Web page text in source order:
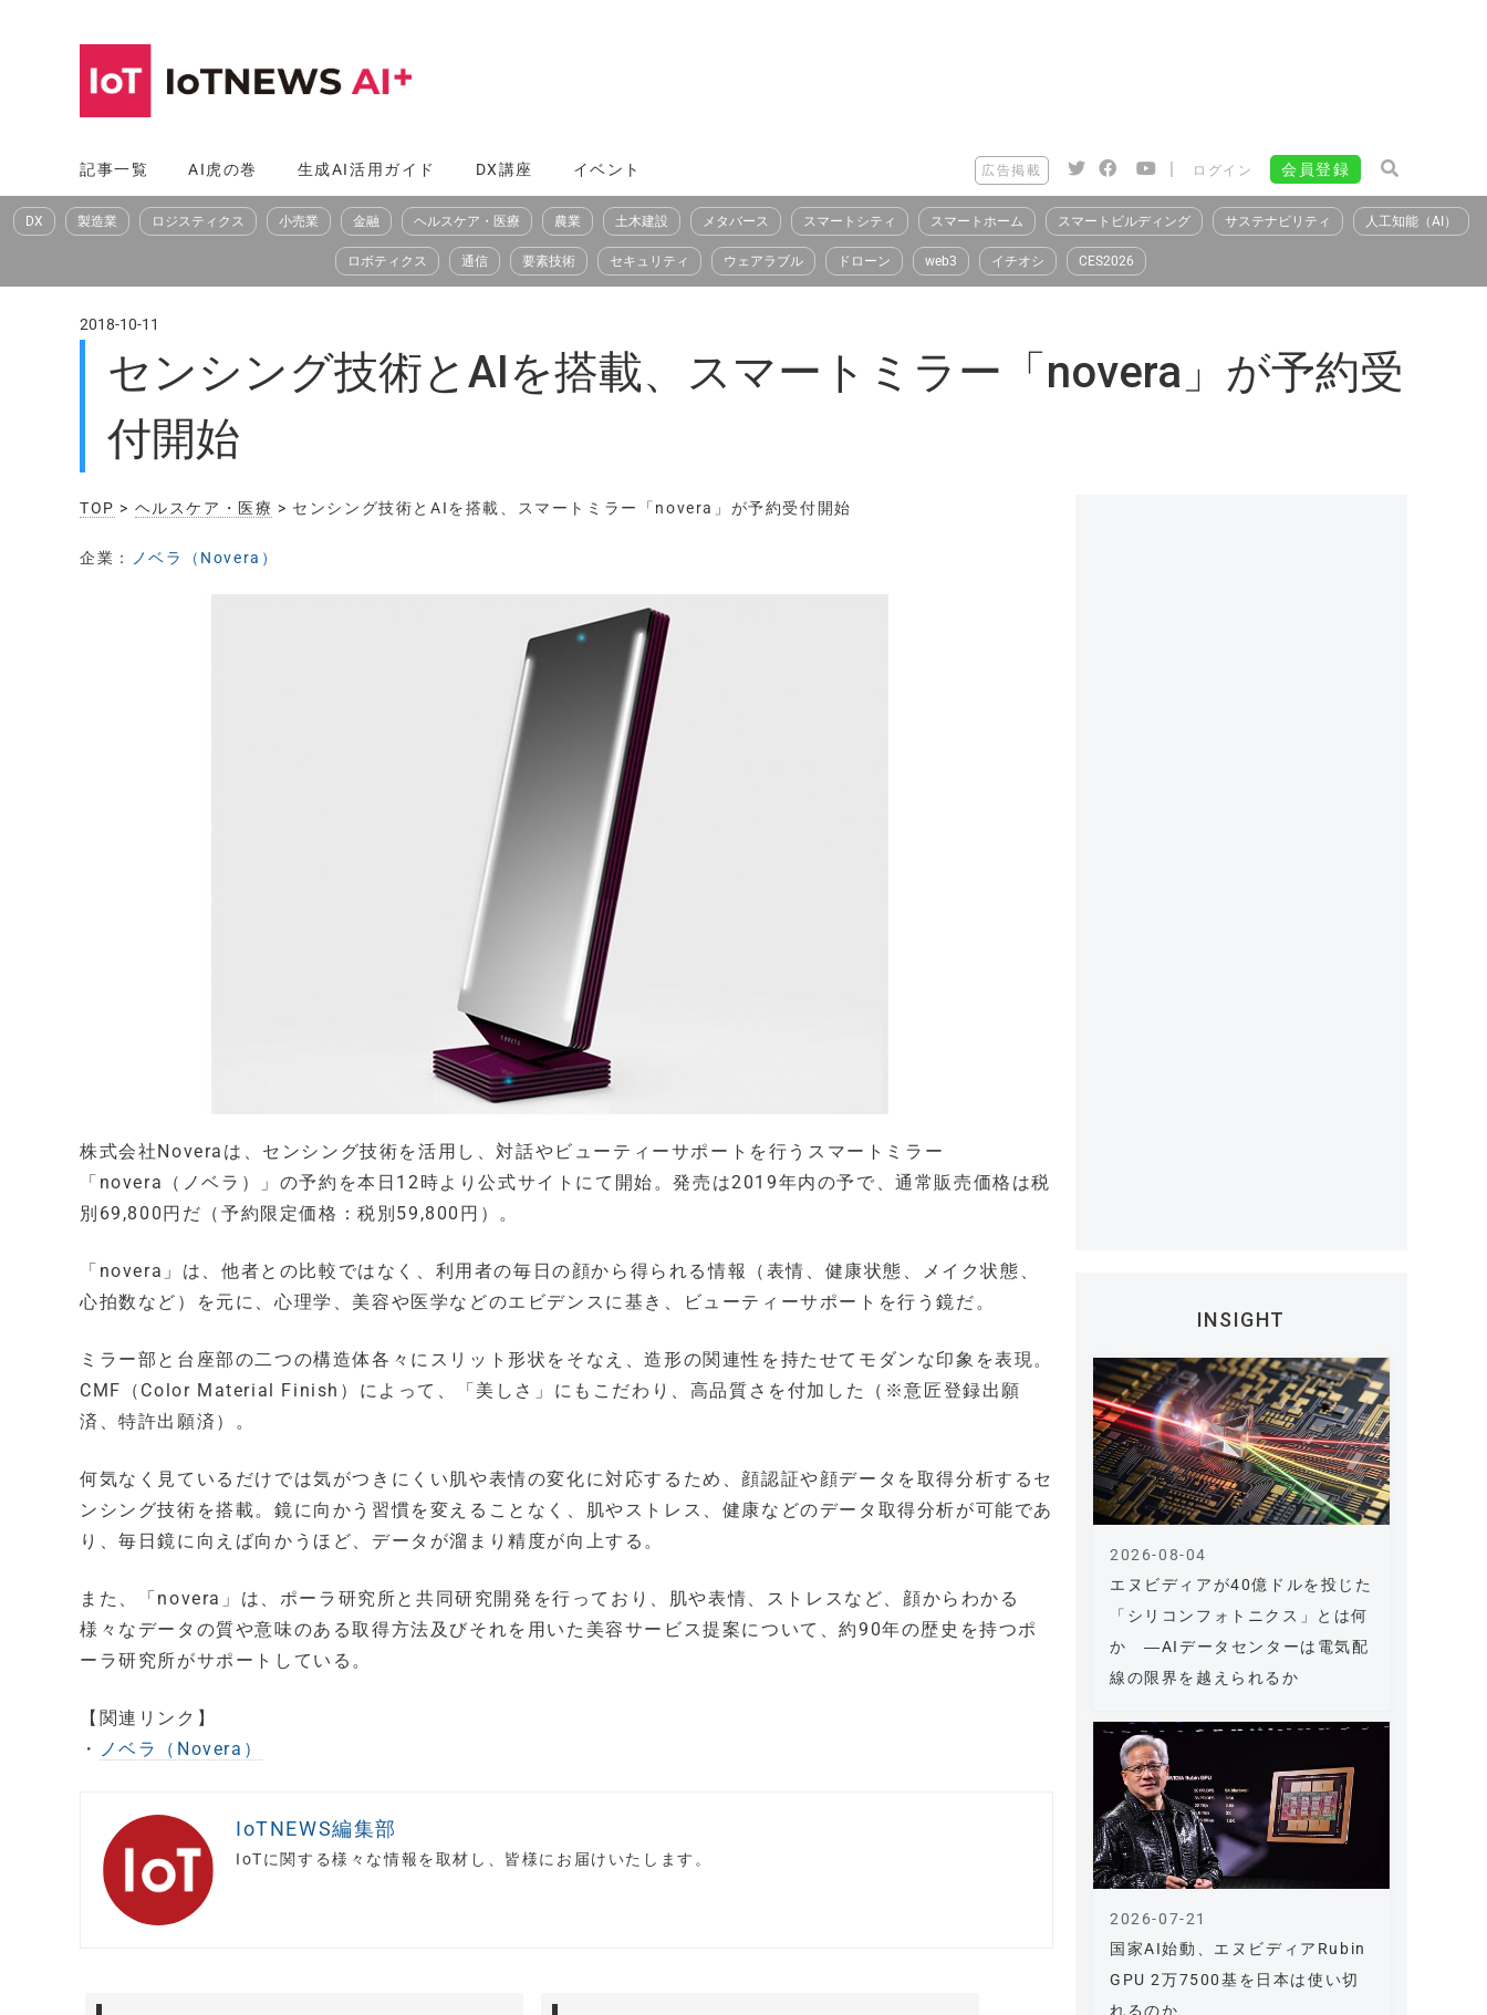
へ
ス
記事一覧 AI虎の巻 生成AI活用ガイド DX講座 イベント 広告掲載 | ログイン 会員登録
DX 製造業 ロジスティクス 小売業 金融 ヘルスケア・医療 農業 土木建設 メタバース スマートシティ スマートホーム スマートビルディング サステナビリティ 人工知能（AI）
ロボティクス 通信 要素技術 セキュリティ ウェアラブル ドローン web3 イチオシ CES2026
2018-10-11
センシング技術とAIを搭載、スマートミラー「novera」が予約受
付開始
TOP > ヘルスケア・医療 > センシング技術とAIを搭載、スマートミラー「novera」が予約受付開始
企業： ノベラ（Novera）
株式会社Noveraは、センシング技術を活用し、対話やビューティーサポートを行うスマートミラー
「novera（ノベラ）」の予約を本日12時より公式サイトにて開始。発売は2019年内の予で、通常販売価格は税
別69,800円だ（予約限定価格：税別59,800円）。
「novera」は、他者との比較ではなく、利用者の毎日の顔から得られる情報（表情、健康状態、メイク状態、
心拍数など）を元に、心理学、美容や医学などのエビデンスに基き、ビューティーサポートを行う鏡だ。
ミラー部と台座部の二つの構造体各々にスリット形状をそなえ、造形の関連性を持たせてモダンな印象を表現。
CMF（Color Material Finish）によって、「美しさ」にもこだわり、高品質さを付加した（※意匠登録出願
済、特許出願済）。
何気なく見ているだけでは気がつきにくい肌や表情の変化に対応するため、顔認証や顔データを取得分析するセ
ンシング技術を搭載。鏡に向かう習慣を変えることなく、肌やストレス、健康などのデータ取得分析が可能であ
り、毎日鏡に向えば向かうほど、データが溜まり精度が向上する。
また、「novera」は、ポーラ研究所と共同研究開発を行っており、肌や表情、ストレスなど、顔からわかる
様々なデータの質や意味のある取得方法及びそれを用いた美容サービス提案について、約90年の歴史を持つポ
ーラ研究所がサポートしている。
【関連リンク】
・ ノベラ（Novera）
IoTNEWS編集部
IoTに関する様々な情報を取材し、皆様にお届けいたします。
INSIGHT
エヌビディアが40億ドルを投じた
「シリコンフォトニクス」とは何
か ―AIデータセンターは電気配
線の限界を越えられるか
2026-08-04
国家AI始動、エヌビディアRubin
GPU 2万7500基を日本は使い切
れるのか
2026-07-21